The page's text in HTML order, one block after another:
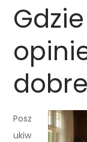
Posz
ukiw